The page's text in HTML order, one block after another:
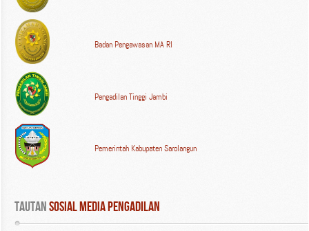
Badan Pengawasan MA RI
Pengadilan Tinggi Jambi
Pemerintah Kabupaten Sarolangun
Tautan Sosial Media Pengadilan